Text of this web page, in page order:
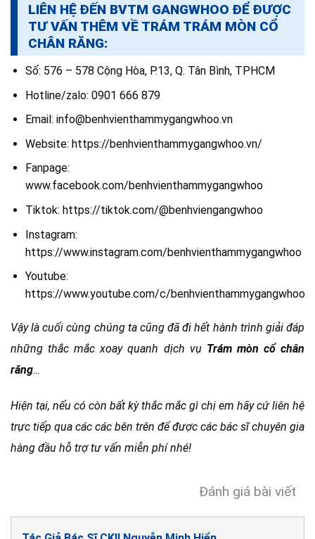
LIÊN HỆ ĐẾN BVTM GANGWHOO ĐỂ ĐƯỢC
TƯ VẤN THÊM VỀ TRÁM TRÁM MÒN CỔ
CHÂN RĂNG:
Số: 576 – 578 Cộng Hòa, P.13, Q. Tân Bình, TPHCM
Hotline/zalo: 0901 666 879
Email: info@benhvienthammygangwhoo.vn
Website: https://benhvienthammygangwhoo.vn/
Fanpage:
www.facebook.com/benhvienthammygangwhoo
Tiktok: https://tiktok.com/@benhviengangwhoo
Instagram:
https://www.instagram.com/benhvienthammygangwhoo
Youtube:
https://www.youtube.com/c/benhvienthammygangwhoo
Vậy là cuối cùng chúng ta cũng đã đi hết hành trình giải đáp
những thắc mắc xoay quanh dịch vụ Trám mòn cổ chân
răng…
Hiện tại, nếu có còn bất kỳ thắc mắc gì chị em hãy cứ liên hệ
trực tiếp qua các các bên trên để được các bác sĩ chuyên gia
hàng đầu hỗ trợ tư vấn miễn phí nhé!
Đánh giá bài viết